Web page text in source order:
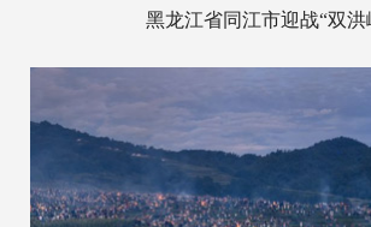
黑龙江省同江市迎战“双洪